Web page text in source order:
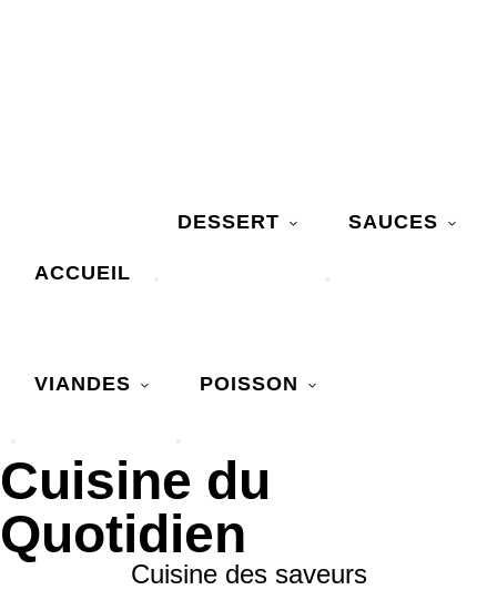
ACCUEIL
DESSERT SAUCES
VIANDES POISSON
Cuisine du
Quotidien
Cuisine des saveurs